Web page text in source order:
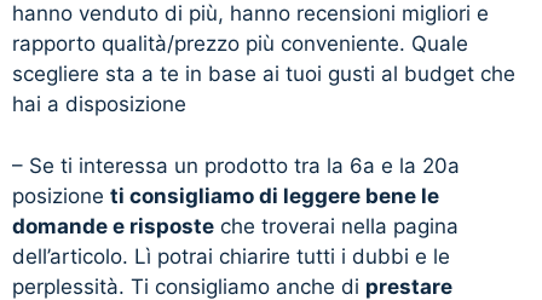
hanno venduto di più, hanno recensioni migliori e
rapporto qualità/prezzo più conveniente. Quale
scegliere sta a te in base ai tuoi gusti al budget che
hai a disposizione
– Se ti interessa un prodotto tra la 6a e la 20a
posizione ti consigliamo di leggere bene le
domande e risposte che troverai nella pagina
dell’articolo. Lì potrai chiarire tutti i dubbi e le
perplessità. Ti consigliamo anche di prestare